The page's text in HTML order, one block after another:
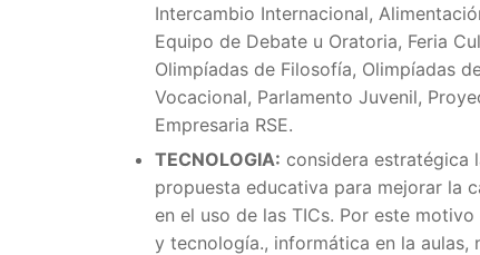
Intercambio Internacional,
Equipo de Debate u Oratoria, Feria
Olimpíadas de Filosofía, Olimpíadas
Vocacional, Parlamento Juvenil,
Empresaria RSE.
TECNOLOGIA: considera estratégica
propuesta educativa para mejorar la
en el uso de las TICs. Por este
y tecnología., informática en la